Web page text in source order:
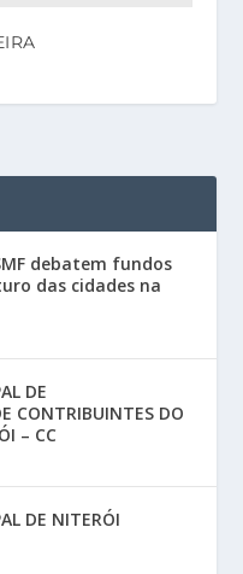
debatem fundos
das cidades na
DE
CONTRIBUINTES DO
– CC
DE NITERÓI